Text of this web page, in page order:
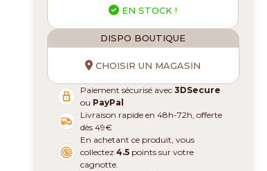
EN STOCK !
DISPO BOUTIQUE
CHOISIR UN MAGASIN
Paiement sécurisé avec3DSecure
ou PayPal
Livraison rapide en 48h-72h, offerte
dès 49€
En achetant ce produit, vous
collectez4.5 points sur votre
cagnotte.